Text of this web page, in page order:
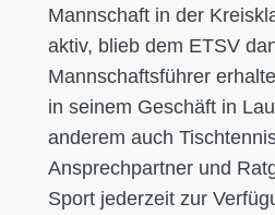
Mannschaft in der
aktiv, blieb dem ETSV
Mannschaftsführer
in seinem Geschäft in
anderem auch
Ansprechpartner und
Sport jederzeit zur